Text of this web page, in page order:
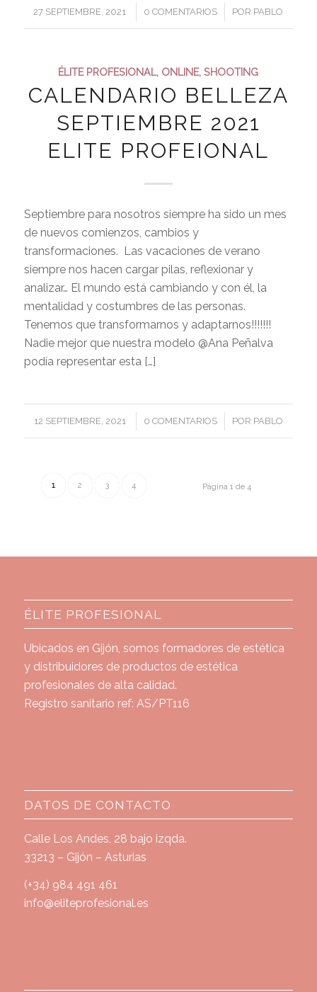
27 SEPTIEMBRE, 2021
/ 0 COMENTARIOS
/ POR PABLO
ÉLITE PROFESIONAL, ONLINE,SHOOTING
CALENDARIO BELLEZA
SEPTIEMBRE 2021
ELITE PROFEIONAL
Septiembre para nosotros siempre ha sido un mes
de nuevos comienzos, cambios y
transformaciones. Las vacaciones de verano
siempre nos hacen cargar pilas, reflexionar y
analizar… El mundo está cambiando y con él, la
mentalidad y costumbres de las personas.
Tenemos que transformarnos y adaptarnos!!!!!!!
Nadie mejor que nuestra modelo @Ana Peñalva
podía representar esta […]
12 SEPTIEMBRE, 2021
/ 0 COMENTARIOS
/ POR PABLO
Página 1 de 4
1 2 3 4
ÉLITE PROFESIONAL
Ubicados en Gijón, somos formadores de estética
y distribuidores de productos de estética
profesionales de alta calidad.
Registro sanitario ref: AS/PT116
DATOS DE CONTACTO
Calle Los Andes, 28 bajo izqda.
33213 – Gijón – Asturias
(+34) 984 491 461
info@eliteprofesional.es